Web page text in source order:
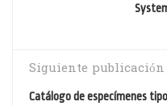
Siguiente publicación
Catálogo de especímenes